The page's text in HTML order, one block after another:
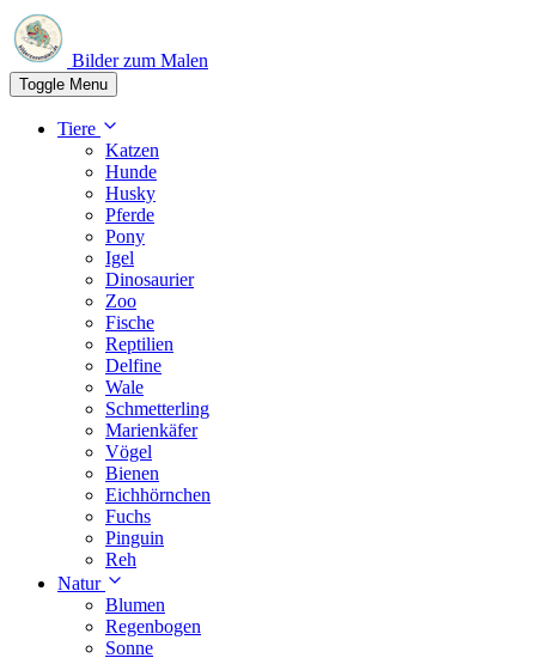
Bilder zum Malen
Toggle Menu
Tiere
Katzen
Hunde
Husky
Pferde
Pony
Igel
Dinosaurier
Zoo
Fische
Reptilien
Delfine
Wale
Schmetterling
Marienkäfer
Vögel
Bienen
Eichhörnchen
Fuchs
Pinguin
Reh
Natur
Blumen
Regenbogen
Sonne